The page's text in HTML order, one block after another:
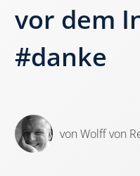
vor dem
#danke
von Wolff von